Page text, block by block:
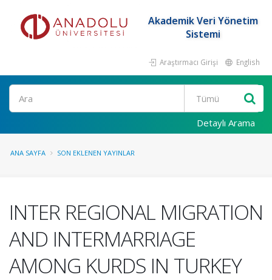
Akademik Veri Yönetim
Sistemi
Araştırmacı Girişi English
Ara
Detaylı Arama
ANA SAYFA SON EKLENEN YAYINLAR
INTER REGIONAL MIGRATION
AND INTERMARRIAGE
AMONG KURDS IN TURKEY